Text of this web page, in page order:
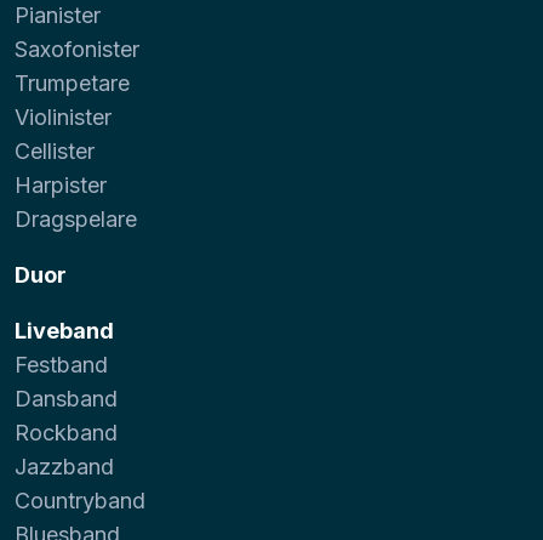
Pianister
Saxofonister
Trumpetare
Violinister
Cellister
Harpister
Dragspelare
Duor
Liveband
Festband
Dansband
Rockband
Jazzband
Countryband
Bluesband